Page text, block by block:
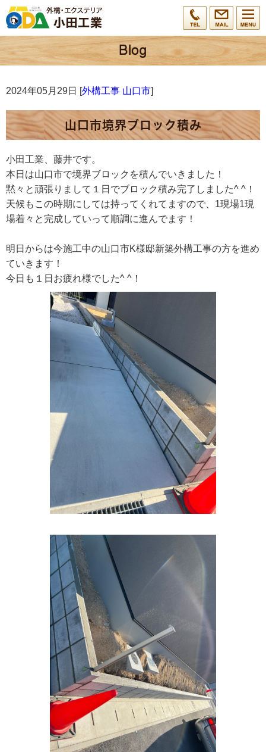
2024年05月29日 [外構工事 山口市]
山口市境界ブロック積み
小田工業、藤井です。
本日は山口市で境界ブロックを積んでいきました！
黙々と頑張りまして１日でブロック積み完了しました^ ^！
天候もこの時期にしては持ってくれてますので、1現場1現
場着々と完成していって順調に進んでます！
明日からは今施工中の山口市K様邸新築外構工事の方を進め
ていきます！
今日も１日お疲れ様でした^ ^！